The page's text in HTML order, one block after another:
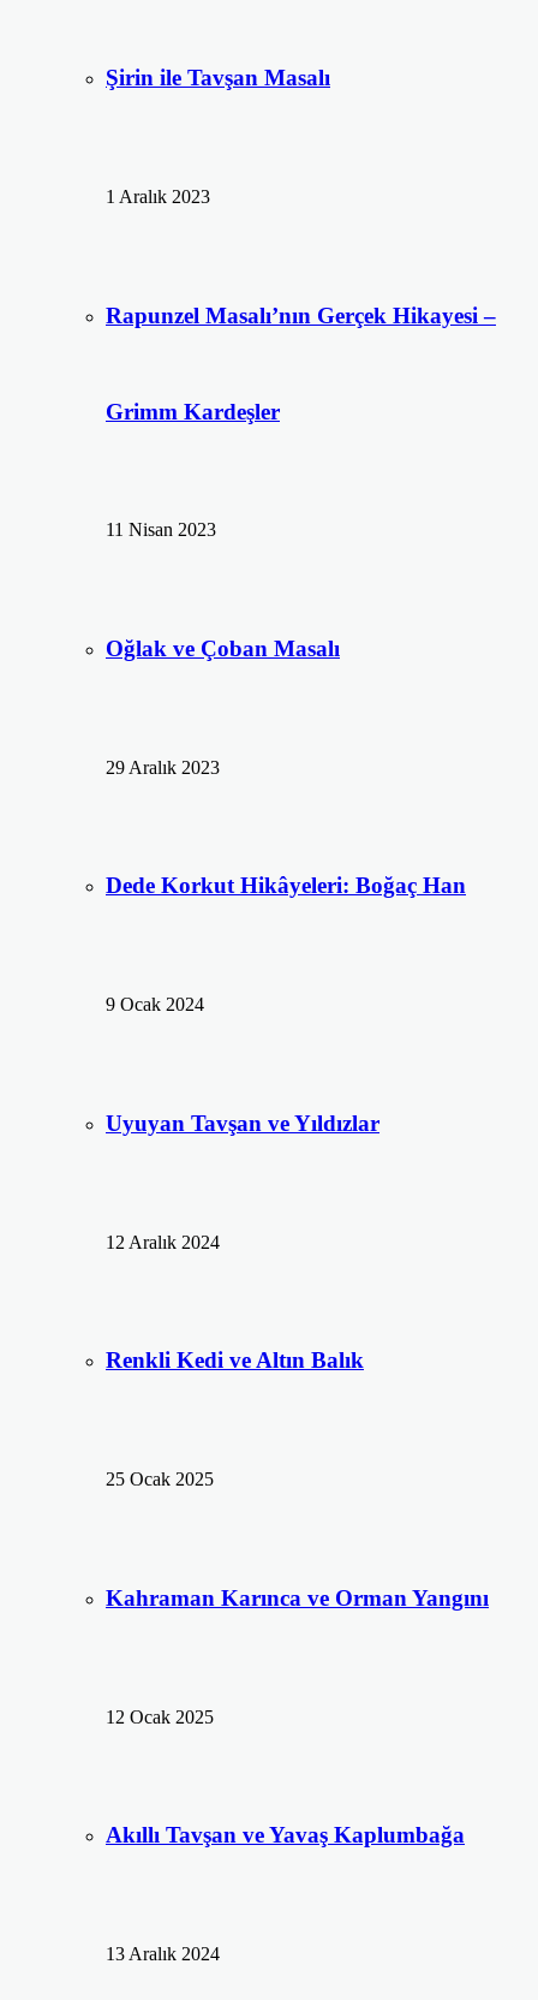
Şirin ile Tavşan Masalı
1 Aralık 2023
Rapunzel Masalı’nın Gerçek Hikayesi –
Grimm Kardeşler
11 Nisan 2023
Oğlak ve Çoban Masalı
29 Aralık 2023
Dede Korkut Hikâyeleri: Boğaç Han
9 Ocak 2024
Uyuyan Tavşan ve Yıldızlar
12 Aralık 2024
Renkli Kedi ve Altın Balık
25 Ocak 2025
Kahraman Karınca ve Orman Yangını
12 Ocak 2025
Akıllı Tavşan ve Yavaş Kaplumbağa
13 Aralık 2024